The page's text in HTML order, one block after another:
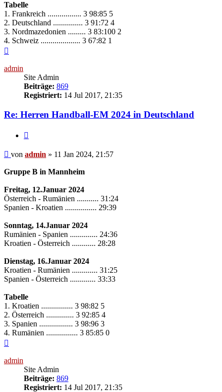
Tabelle
1. Frankreich ................. 3 98:85 5
2. Deutschland ............... 3 91:72 4
3. Nordmazedonien ......... 3 83:100 2
4. Schweiz .................... 3 67:82 1
admin
Site Admin
Beiträge: 869
Registriert: 14 Jul 2017, 21:35
Re: Herren Handball-EM 2024 in Deutschland
Beitrag
von admin » 11 Jan 2024, 21:57
Gruppe B in Mannheim
Freitag, 12.Januar 2024
Österreich - Rumänien ........... 31:24
Spanien - Kroatien ................ 29:39
Sonntag, 14.Januar 2024
Rumänien - Spanien .............. 24:36
Kroatien - Österreich ............ 28:28
Dienstag, 16.Januar 2024
Kroatien - Rumänien ............. 31:25
Spanien - Österreich ............. 33:33
Tabelle
1. Kroatien ................ 3 98:82 5
2. Österreich .............. 3 92:85 4
3. Spanien ................. 3 98:96 3
4. Rumänien ................ 3 85:85 0
admin
Site Admin
Beiträge: 869
Registriert: 14 Jul 2017, 21:35